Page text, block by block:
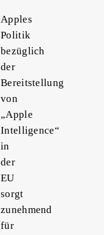
Apples
Politik
bezüglich
der
Bereitstellung
von
„Apple
Intelligence“
in
der
EU
sorgt
zunehmend
für